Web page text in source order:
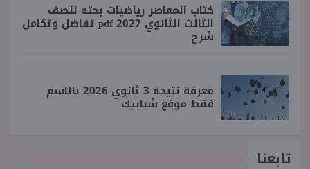
كتاب المعاصر رياضيات بحته للصف
الثالث الثانوي 2027 pdf تفاضل وتكامل
شرح
معرفة نتيجة 3 ثانوي 2026 بالاسم
فقط موقع شبابيك
تابعنا